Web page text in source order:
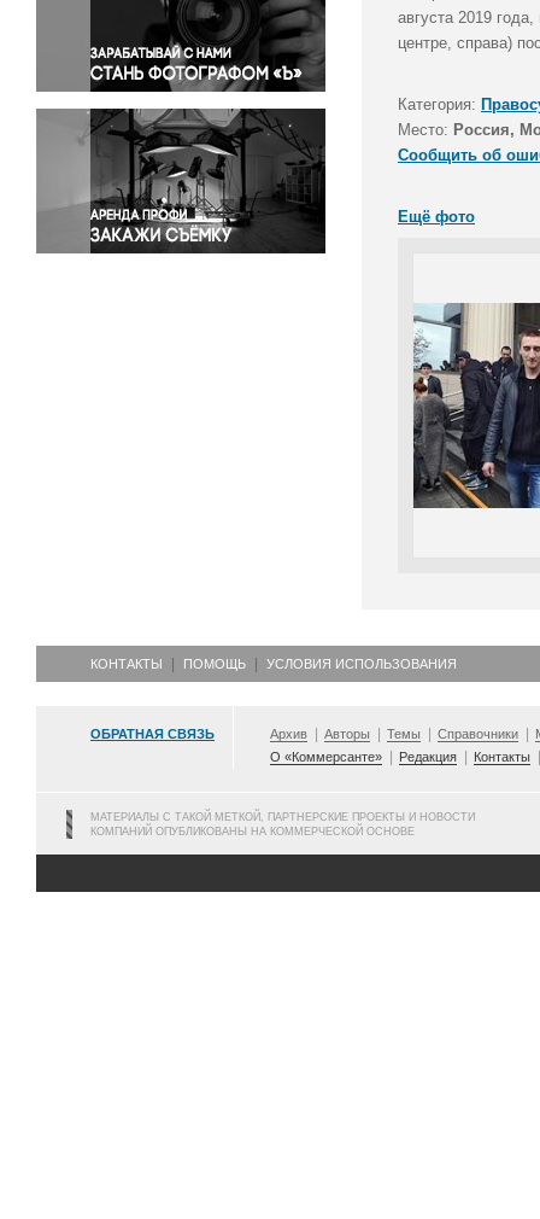
Правосудие
Происшествия и конфликты
Религия
Светская жизнь
Спорт
Экология
Экономика и бизнес
августа 2019
центре, справа)
Категория:
Место: Россия,
Сообщить об
Ещё фото
КОНТАКТЫ ПОМОЩЬ УСЛОВИЯ ИСПОЛЬЗОВАНИЯ
ОБРАТНАЯ СВЯЗЬ Архив Авторы Темы Справочники
О «Коммерсанте»
Редакция Контакты
МАТЕРИАЛЫ С ТАКОЙ МЕТКОЙ, ПАРТНЕРСКИЕ ПРОЕКТЫ И НОВОСТИ
КОМПАНИЙ ОПУБЛИКОВАНЫ НА КОММЕРЧЕСКОЙ ОСНОВЕ